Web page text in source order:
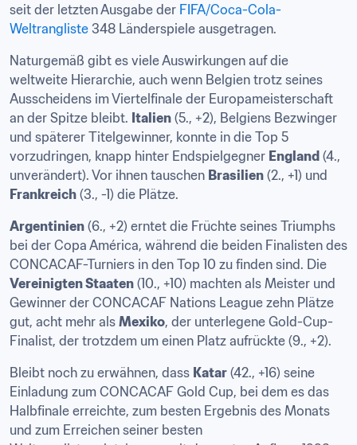
seit der letzten Ausgabe der FIFA/Coca-Cola-
Weltrangliste 348 Länderspiele ausgetragen.
Naturgemäß gibt es viele Auswirkungen auf die
weltweite Hierarchie, auch wenn Belgien trotz seines
Ausscheidens im Viertelfinale der Europameisterschaft
an der Spitze bleibt. Italien (5., +2), Belgiens Bezwinger
und späterer Titelgewinner, konnte in die Top 5
vorzudringen, knapp hinter Endspielgegner England (4.,
unverändert). Vor ihnen tauschen Brasilien
Frankreich (3., -1) die Plätze.
Argentinien (6., +2) erntet die Früchte seines Triumphs
bei der Copa América, während die beiden Finalisten des
Vereinigten Staaten (10., +10) machten als Meister und
Gewinner der CONCACAF Nations League zehn Plätze
gut, acht mehr als Mexiko, der unterlegene Gold-Cup-
Finalist, der trotzdem um einen Platz aufrückte (9., +2).
Bleibt noch zu erwähnen, dass Katar (42., +16) seine
Einladung zum CONCACAF Gold Cup, bei dem es das
Halbfinale erreichte, zum besten Ergebnis des Monats
und zum Erreichen seiner besten